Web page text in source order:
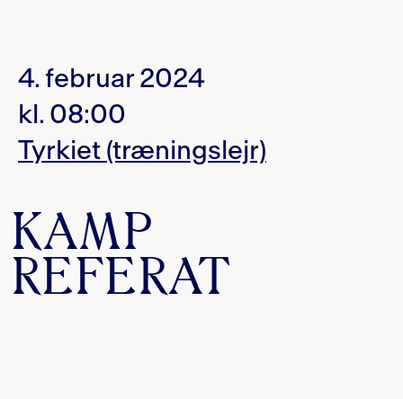
4. februar 2024
kl. 08:00
Tyrkiet (træningslejr)
KAMP
REFERAT